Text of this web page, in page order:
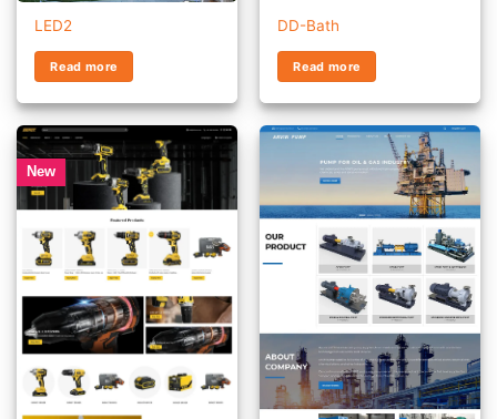
LED2
Read more
DD-Bath
Read more
New